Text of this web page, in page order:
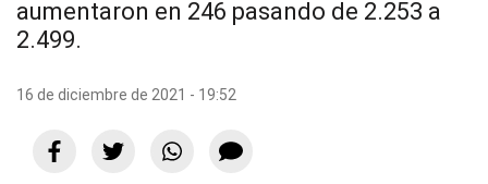
aumentaron en 246 pasando de 2.253 a
2.499.
16 de diciembre de 2021 - 19:52